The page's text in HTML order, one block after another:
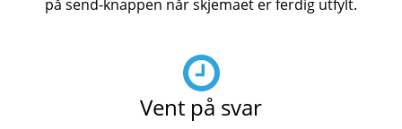
på send-knappen når skjemaet er ferdig utfylt.
Vent på svar